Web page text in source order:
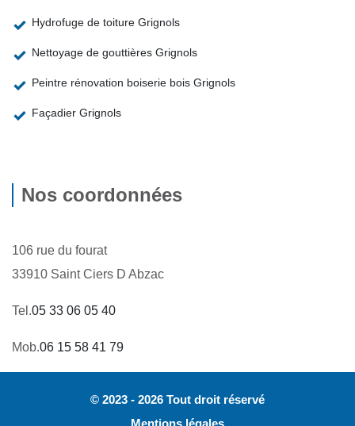
Hydrofuge de toiture Grignols
Nettoyage de gouttières Grignols
Peintre rénovation boiserie bois Grignols
Façadier Grignols
Nos coordonnées
106 rue du fourat
33910 Saint Ciers D Abzac
Tel.05 33 06 05 40
Mob.06 15 58 41 79
© 2023 - 2026 Tout droit réservé